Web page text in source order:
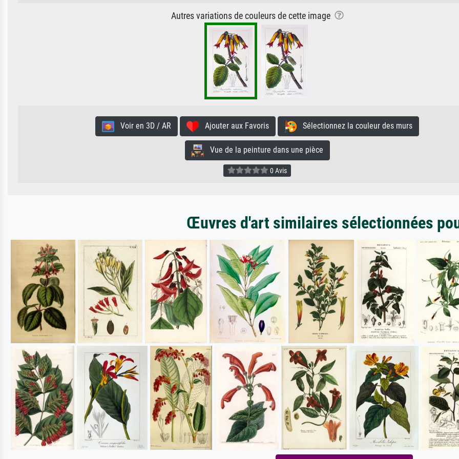
Autres variations de couleurs de cette image
Voir en 3D / AR Ajouter aux Favoris Sélectionnez la couleur des murs
Vue de la peinture dans une pièce
0 Avis
Œuvres d'art similaires sélectionnées